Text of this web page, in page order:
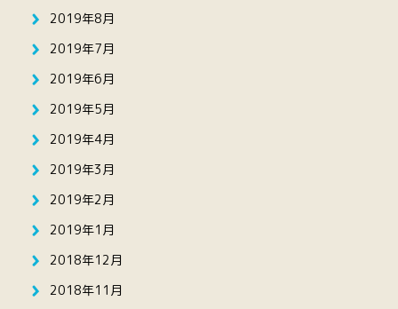
2019年8月
2019年7月
2019年6月
2019年5月
2019年4月
2019年3月
2019年2月
2019年1月
2018年12月
2018年11月